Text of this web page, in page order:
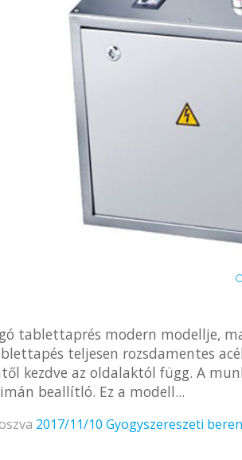
tablettaprés modern modellje,
teljesen rozsdamentes
kezdve az oldalaktól függ. A
beallítló. Ez a modell...
2017/11/10 Gyogyszereszeti